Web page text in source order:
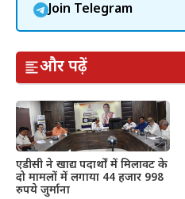
Join Telegram
और पढ़ें
एडीसी ने खाद्य पदार्थों में मिलावट के
दो मामलों में लगाया 44 हजार 998
रुपये जुर्माना